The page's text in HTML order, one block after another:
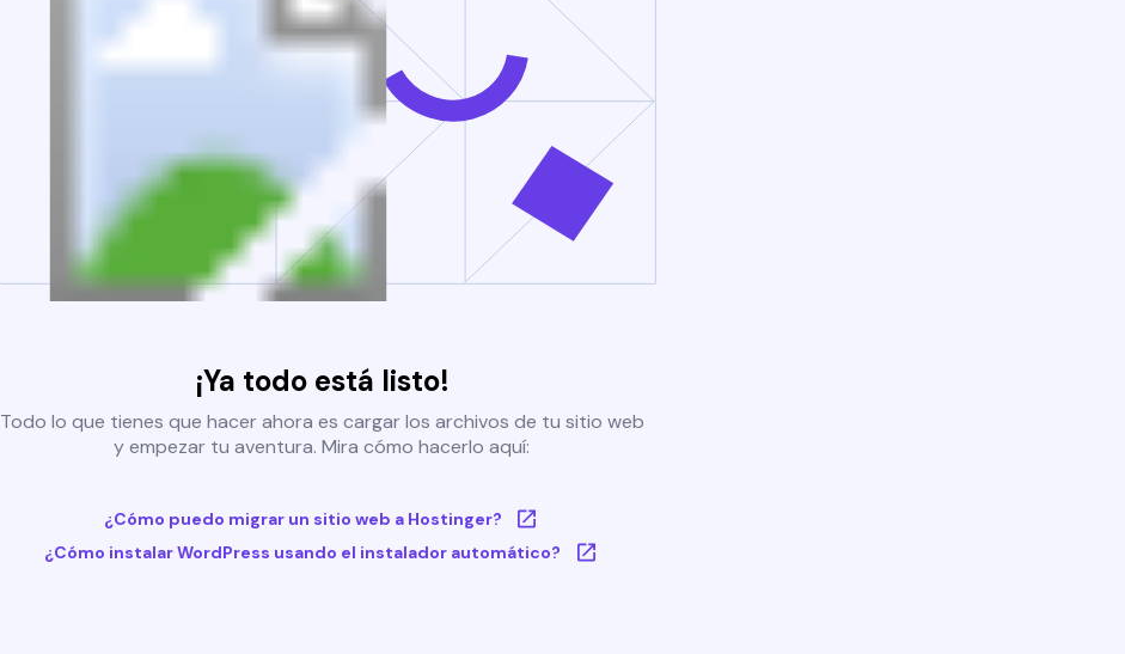
¡Ya todo está listo!
Todo lo que tienes que hacer ahora es cargar los archivos de tu sitio web
y empezar tu aventura. Mira cómo hacerlo aquí:
¿Cómo puedo migrar un sitio web a Hostinger?
¿Cómo instalar WordPress usando el instalador automático?